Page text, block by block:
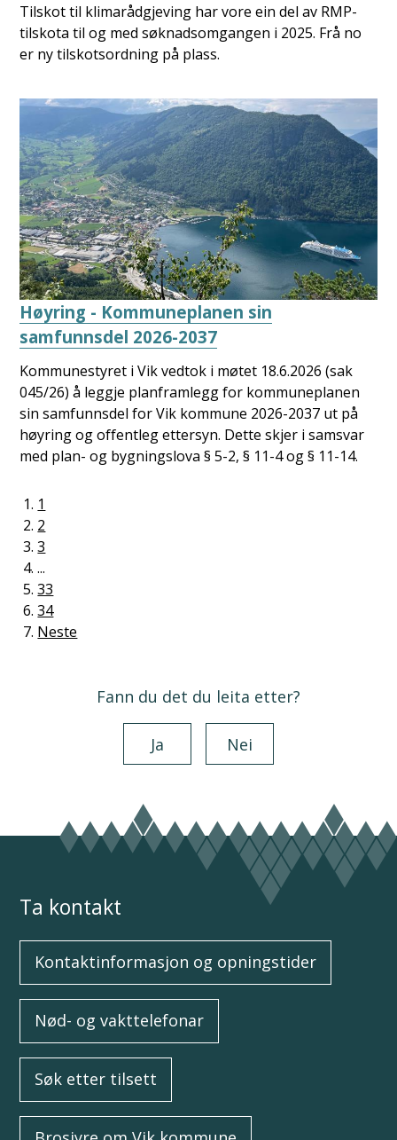
Tilskot til klimarådgjeving har vore ein del av RMP-
tilskota til og med søknadsomgangen i 2025. Frå no
er ny tilskotsordning på plass.
Høyring - Kommuneplanen sin
samfunnsdel 2026-2037
Kommunestyret i Vik vedtok i møtet 18.6.2026 (sak
045/26) å leggje planframlegg for kommuneplanen
sin samfunnsdel for Vik kommune 2026-2037 ut på
høyring og offentleg ettersyn. Dette skjer i samsvar
med plan- og bygningslova § 5-2, § 11-4 og § 11-14.
1
2
3
...
33
34
Neste
Fann du det du leita etter?
Ja Nei
Ta kontakt
Kontaktinformasjon og opningstider
Nød- og vakttelefonar
Søk etter tilsett